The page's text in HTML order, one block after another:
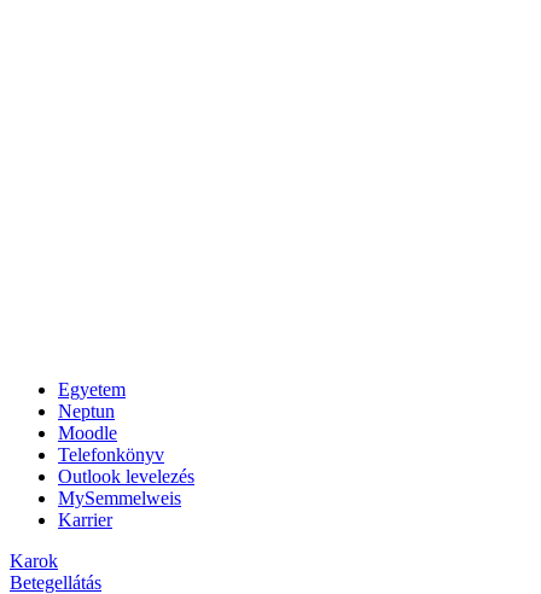
Egyetem
Neptun
Moodle
Telefonkönyv
Outlook levelezés
MySemmelweis
Karrier
Karok
Betegellátás